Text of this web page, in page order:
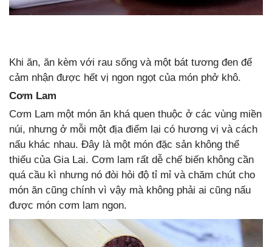
Khi ăn, ăn kèm với rau sống và một bát tương đen để
cảm nhận được hết vị ngon ngọt của món phở khô.
Cơm Lam
Cơm Lam một món ăn khá quen thuộc ở các vùng miền
núi, nhưng ở mỗi một địa điểm lại có hương vị và cách
nấu khác nhau. Đây là một món đặc sản không thể
thiếu của Gia Lai. Cơm lam rất dễ chế biến không cần
quá cầu kì nhưng nó đòi hỏi độ tỉ mỉ và chăm chút cho
món ăn cũng chính vì vậy mà không phải ai cũng nấu
được món cơm lam ngon.